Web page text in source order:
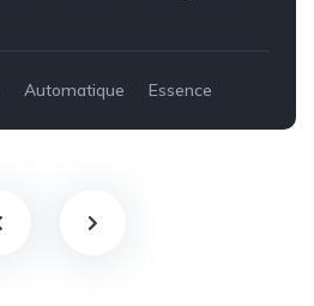
Automatique Essence